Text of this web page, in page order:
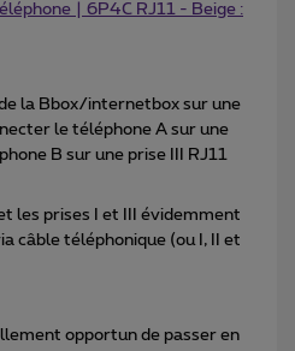
| 6P4C RJ11 - Beige :
la Bbox/internetbox sur une
le téléphone A sur une
B sur une prise III RJ11
les prises I et III évidemment
câble téléphonique (ou I, II et
opportun de passer en